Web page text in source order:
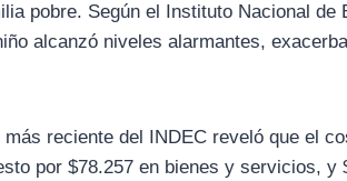
pobre. Según el Instituto Nacional de
alcanzó niveles alarmantes,
más reciente del INDEC reveló que el
por $78.257 en bienes y servicios,